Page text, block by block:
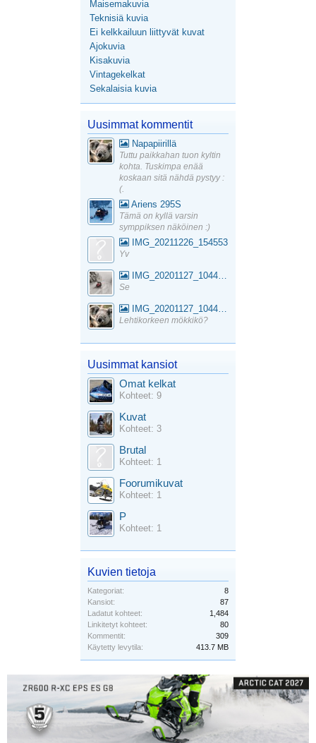
Maisemakuvia
Teknisiä kuvia
Ei kelkkailuun liittyvät kuvat
Ajokuvia
Kisakuvia
Vintagekelkat
Sekalaisia kuvia
Uusimmat kommentit
Napapiirillä
Tuttu paikkahan tuon kyltin
kohta. Tuskimpa enää
koskaan sitä nähdä pystyy :
(.
Ariens 295S
Tämä on kyllä varsin
symppiksen näköinen :)
IMG_20211226_154553
Yv
IMG_20201127_104441_1
Se
IMG_20201127_104441_1
Lehtikorkeen mökkikö?
Uusimmat kansiot
Omat kelkat
Kohteet: 9
Kuvat
Kohteet: 3
Brutal
Kohteet: 1
Foorumikuvat
Kohteet: 1
P
Kohteet: 1
Kuvien tietoja
Kategoriat:
8
Kansiot:
87
Ladatut kohteet:
1,484
Linkitetyt kohteet:
80
Kommentit:
309
Käytetty levytila:
413.7 MB